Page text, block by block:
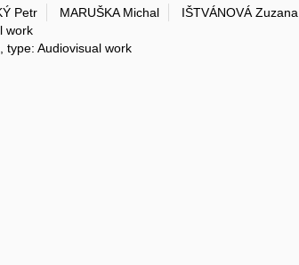
Petr MARUŠKA Michal IŠTVÁNOVÁ Zuzana
work
type: Audiovisual work